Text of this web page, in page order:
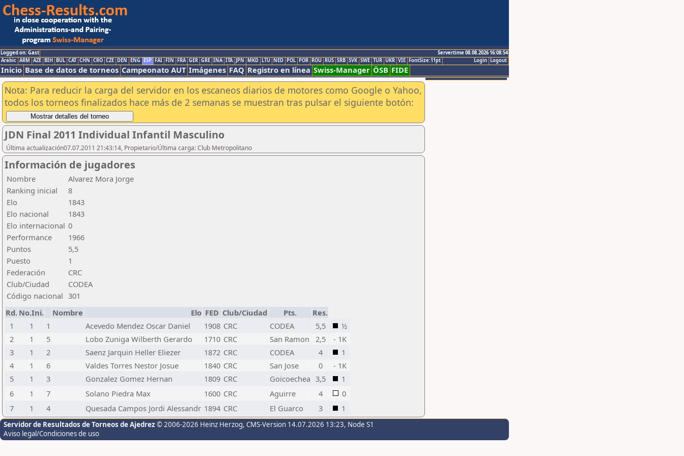
Logged on: Gast
Servertime 08.08.2026 16:08:54
Logout
Login
Arabic ARM AZE BIH BUL CAT CHN CRO CZE DEN ENG ESP FAI FIN FRA GER GRE INA ITA JPN MKD LTU NED POL POR ROU RUS SRB SVK SWE TUR UKR VIE FontSize:11pt
Inicio Base de datos de torneos Campeonato AUT Imágenes FAQ Registro en línea Swiss-Manager ÖSB FIDE
Nota: Para reducir la carga del servidor en los escaneos diarios de motores como Google o Yahoo,
todos los torneos finalizados hace más de 2 semanas se muestran tras pulsar el siguiente botón:
JDN Final 2011 Individual Infantil Masculino
Última actualización07.07.2011 21:43:14, Propietario/Última carga: Club Metropolitano
Información de jugadores
Nombre
Alvarez Mora Jorge
Ranking inicial
8
Elo
1843
Elo nacional
1843
Elo internacional 0
Performance
1966
Puntos
5,5
Puesto
1
Federación
CRC
Club/Ciudad
CODEA
Código nacional 301
Rd. No.Ini. Nombre Elo FED Club/Ciudad Pts.
Res.
1
1 1 Acevedo Mendez Oscar Daniel 1908 CRC CODEA 5,5
½
2
1 5 Lobo Zuniga Wilberth Gerardo 1710 CRC San Ramon 2,5
- 1K
3
1 2 Saenz Jarquin Heller Eliezer 1872 CRC CODEA 4
1
4
1 6 Valdes Torres Nestor Josue 1840 CRC San Jose 0
- 1K
5
1 3 Gonzalez Gomez Hernan 1809 CRC Goicoechea 3,5
1
6
1 7 Solano Piedra Max 1600 CRC Aguirre 4
0
7
1 4 Quesada Campos Jordi Alessandr 1894 CRC El Guarco 3 1
Servidor de Resultados de Torneos de Ajedrez © 2006-2026 Heinz Herzog, CMS-Version 14.07.2026 13:23, Node S1
Aviso legal/Condiciones de uso